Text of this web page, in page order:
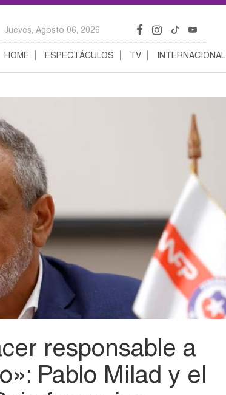
Jueves, Agosto 06, 2026
HOME ESPECTÁCULOS TV INTERNACIONAL
responsable a
Pablo Milad y el